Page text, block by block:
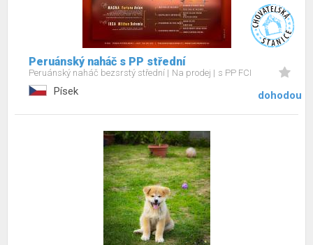
Peruánský naháč s PP střední
Peruánský naháč bezsrstý střední Na prodej s PP FCI
Písek dohodou